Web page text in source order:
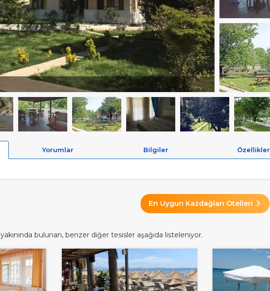
Yorumlar Bilgiler Özellikler
En Uygun Kazdağları Otelleri
yakınında bulunan, benzer diğer tesisler aşağıda listeleniyor.